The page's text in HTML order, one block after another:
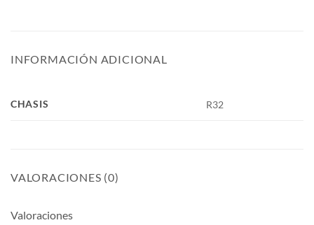
INFORMACIÓN ADICIONAL
CHASIS R32
VALORACIONES (0)
Valoraciones